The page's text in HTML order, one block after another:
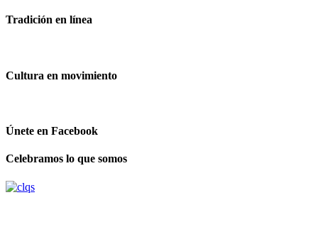
Tradición en línea
Cultura en movimiento
Únete en Facebook
Celebramos lo que somos